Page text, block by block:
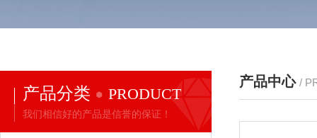
产品分类 PRODUCT
我们相信好的产品是信誉的保证！
产品中心 /